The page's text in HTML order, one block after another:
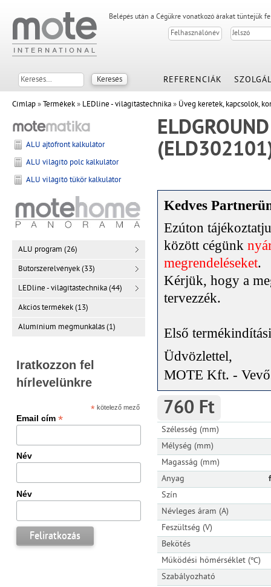
Belépés után a Cégükre vonatkozó árakat tüntejük
REFERENCIÁK
Címlap»Termékek» LEDline - világítástechnika» Üveg keretek, kapcsolók,
Kedves
Ezúton
között cégünk
megrendeléseket.
Kérjük, hogy a
tervezzék.
Első
Üdvözlettel,
MOTE Kft. -
760 Ft
Szélesség (mm)
Mélység (mm)
Magasság (mm)
Anyag
Szín
Névleges áram (A)
Feszültség (V)
Bekötés
Működési hőmérséklet (℃)
Szabályozható
ALU ajtófront kalkulátor
ALU világító polc kalkulátor
ALU világító tükör kalkulátor
ALU program (26)
Bútorszerelvények (33)
LEDline - világítástechnika (44)
Akciós termékek (13)
Alumínium megmunkálás (1)
Iratkozzon fel
hírlevelünkre
* kötelező mező
Email cím *
Név
Név